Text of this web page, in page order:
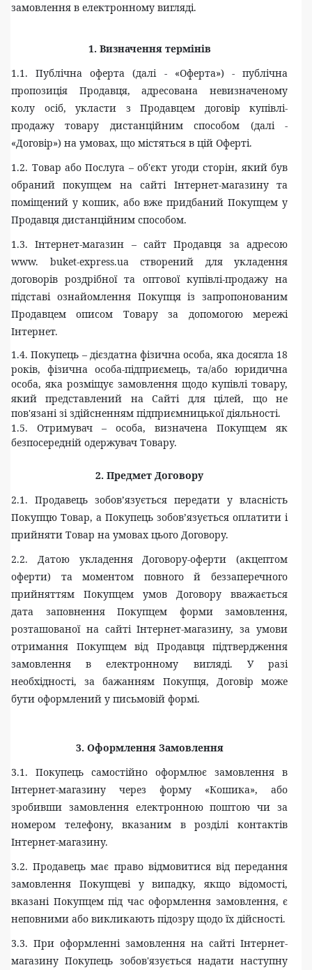
замовлення в електронному вигляді.
1. Визначення термінів
1.1. Публічна оферта (далі - «Оферта») - публічна
пропозиція Продавця, адресована невизначеному
колу осіб, укласти з Продавцем договір купівлі-
продажу товару дистанційним способом (далі -
«Договір») на умовах, що містяться в цій Оферті.
1.2. Товар або Послуга – об'єкт угоди сторін, який був
обраний покупцем на сайті Інтернет-магазину та
поміщений у кошик, або вже придбаний Покупцем у
Продавця дистанційним способом.
1.3. Інтернет-магазин – сайт Продавця за адресою
www. buket-express.ua створений для укладення
договорів роздрібної та оптової купівлі-продажу на
підставі ознайомлення Покупця із запропонованим
Продавцем описом Товару за допомогою мережі
Інтернет.
1.4. Покупець – дієздатна фізична особа, яка досягла 18
років, фізична особа-підприємець, та/або юридична
особа, яка розміщує замовлення щодо купівлі товару,
який представлений на Сайті для цілей, що не
пов'язані зі здійсненням підприємницької діяльності.
1.5. Отримувач – особа, визначена Покупцем як
безпосередній одержувач Товару.
2. Предмет Договору
2.1. Продавець зобов’язується передати у власність
Покупцю Товар, а Покупець зобов’язується оплатити і
прийняти Товар на умовах цього Договору.
2.2. Датою укладення Договору-оферти (акцептом
оферти) та моментом повного й беззаперечного
прийняттям Покупцем умов Договору вважається
дата заповнення Покупцем форми замовлення,
розташованої на сайті Інтернет-магазину, за умови
отримання Покупцем від Продавця підтвердження
замовлення в електронному вигляді. У разі
необхідності, за бажанням Покупця, Договір може
бути оформлений у письмовій формі.
3. Оформлення Замовлення
3.1. Покупець самостійно оформлює замовлення в
Інтернет-магазину через форму «Кошика», або
зробивши замовлення електронною поштою чи за
номером телефону, вказаним в розділі контактів
Інтернет-магазину.
3.2. Продавець має право відмовитися від передання
замовлення Покупцеві у випадку, якщо відомості,
вказані Покупцем під час оформлення замовлення, є
неповними або викликають підозру щодо їх дійсності.
3.3. При оформленні замовлення на сайті Інтернет-
магазину Покупець зобов'язується надати наступну